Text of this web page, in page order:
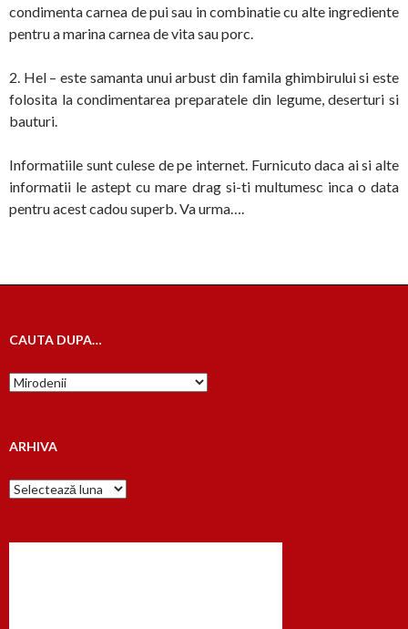
condimenta carnea de pui sau in combinatie cu alte ingrediente
pentru a marina carnea de vita sau porc.
2. Hel – este samanta unui arbust din famila ghimbirului si este
folosita la condimentarea preparatele din legume, deserturi si
bauturi.
Informatiile sunt culese de pe internet. Furnicuto daca ai si alte
informatii le astept cu mare drag si-ti multumesc inca o data
pentru acest cadou superb. Va urma….
CAUTA DUPA…
Cauta
dupa…
ARHIVA
Arhiva